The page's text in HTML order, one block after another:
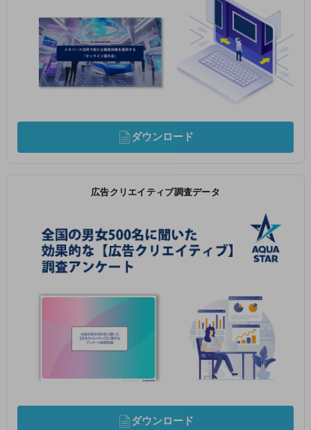
ダウンロード
広告クリエイティブ調査データ
ダウンロード